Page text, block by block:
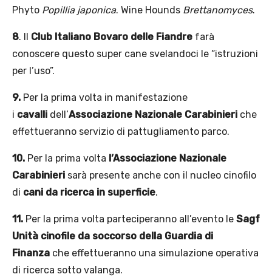
Phyto Popillia japonica. Wine Hounds Brettanomyces.
8. Il Club Italiano Bovaro delle Fiandre farà
conoscere questo super cane svelandoci le “istruzioni
per l’uso”.
9. Per la prima volta in manifestazione
i cavalli dell’Associazione Nazionale Carabinieri che
effettueranno servizio di pattugliamento parco.
10. Per la prima volta l’Associazione Nazionale
Carabinieri sarà presente anche con il nucleo cinofilo
di cani da ricerca in superficie.
11. Per la prima volta parteciperanno all’evento le Sagf
Unità cinofile da soccorso della Guardia di
Finanza che effettueranno una simulazione operativa
di ricerca sotto valanga.